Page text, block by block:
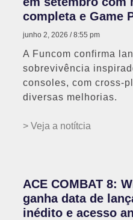
completa e Game
junho 2, 2026 8:55 pm
A Funcom confirma
sobrevivência
consoles, com cross-
diversas melhorias.
> Veja a notítcia
ACE COMBAT 8:
ganha data de
inédito e acesso